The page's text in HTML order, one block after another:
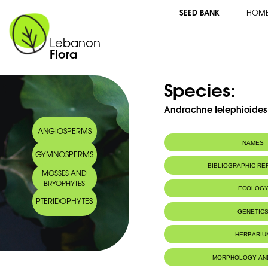
Lebanon
Flora
SEED BANK
ANGIOSPERMS
GYMNOSPERMS
MOSSES AND
BRYOPHYTES
PTERIDOPHYTES
Species:
Andrachne telephioides
NAMES
Common name: Andrachné
Arabic name: سرغندية,كماشة
BIBLIOGRAPHIC
ECOLOGY
MORPHOLOGY